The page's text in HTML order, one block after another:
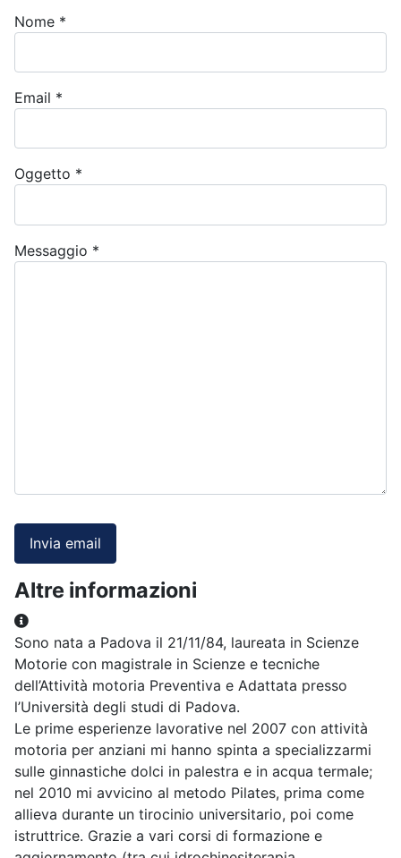
Nome *
Email *
Oggetto *
Messaggio *
Invia email
Altre informazioni
Altre informazioni
Sono nata a Padova il 21/11/84, laureata in Scienze
Motorie con magistrale in Scienze e tecniche
dell’Attività motoria Preventiva e Adattata presso
l’Università degli studi di Padova.
Le prime esperienze lavorative nel 2007 con attività
motoria per anziani mi hanno spinta a specializzarmi
sulle ginnastiche dolci in palestra e in acqua termale;
nel 2010 mi avvicino al metodo Pilates, prima come
allieva durante un tirocinio universitario, poi come
istruttrice. Grazie a vari corsi di formazione e